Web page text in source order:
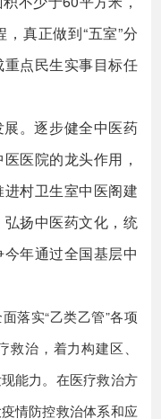
真正做到“五室”分
点民生实事目标任
展。逐步健全中医药
医院的龙头作用，
村卫生室中医阁建
扬中医药文化，统
年通过全国基层中
落实“乙类乙管”各项
治，着力构建区、
能力。在医疗救治方
情防控救治体系和应